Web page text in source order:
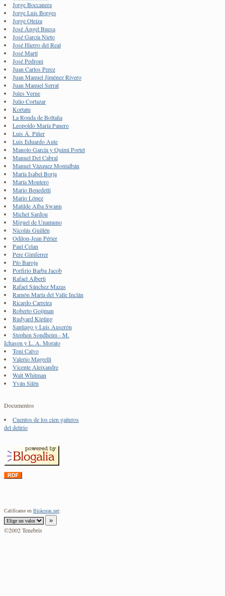
Jorge Boccanera
Jorge Luis Borges
Jorge Oteiza
José Ángel Buesa
José García Nieto
José Hierro del Real
José Martí
José Pedroni
Juan Carlos Perez
Juan Manuel Jiménez Rivero
Juan Manuel Serrat
Jules Verne
Julio Cortazar
Kortatu
La Ronda de Boltaña
Leopoldo María Panero
Luis Á. Piñer
Luis Eduardo Aute
Manolo García y Quimi Portet
Manuel Del Cabral
Manuel Vázquez Montalbán
María Isabel Borja
María Montero
Mario Benedetti
Mario López
Matilde Alba Swann
Michel Sardou
Miguel de Unamuno
Nicolás Guillén
Odilon-Jean Périer
Paul Celan
Pere Gimferrer
Pío Baroja
Porfirio Barba Jacob
Rafael Alberti
Rafael Sánchez Mazas
Ramón María del Valle Inclán
Ricardo Carreira
Roberto Goijman
Rudyard Kipling
Santiago y Luis Auserón
Stephen Sondheim - M.
Ichason y L. A. Morato
Toni Calvo
Valerio Magrelli
Vicente Aleixandre
Walt Whitman
Yván Silén
Documentos
Cuentos de los cien gaiteros
del delirio
Califícame en Bitácoras.net:
©2002 Tenebris